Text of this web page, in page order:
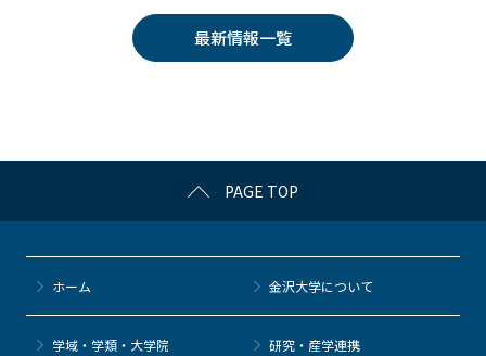
k
erk
et
n
a
最新情報一覧
PAGE TOP
ホーム 金沢大学について
学域・学類・大学院 研究・産学連携